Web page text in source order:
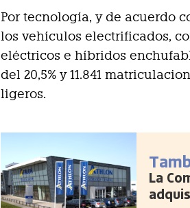
Por tecnología, y de acuerdo
los vehículos electrificados,
eléctricos e híbridos
del 20,5% y 11.841
ligeros.
La